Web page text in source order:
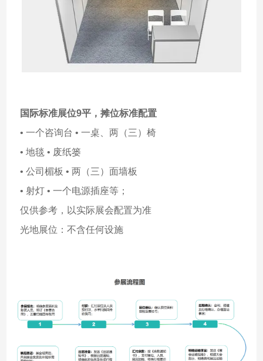
国际标准展位9平，摊位标准配置
• 一个咨询台 • 一桌、两（三）椅
• 地毯 • 废纸篓
• 公司楣板 • 两（三）面墙板
• 射灯 • 一个电源插座等；
仅供参考，以实际展会配置为准
光地展位：不含任何设施